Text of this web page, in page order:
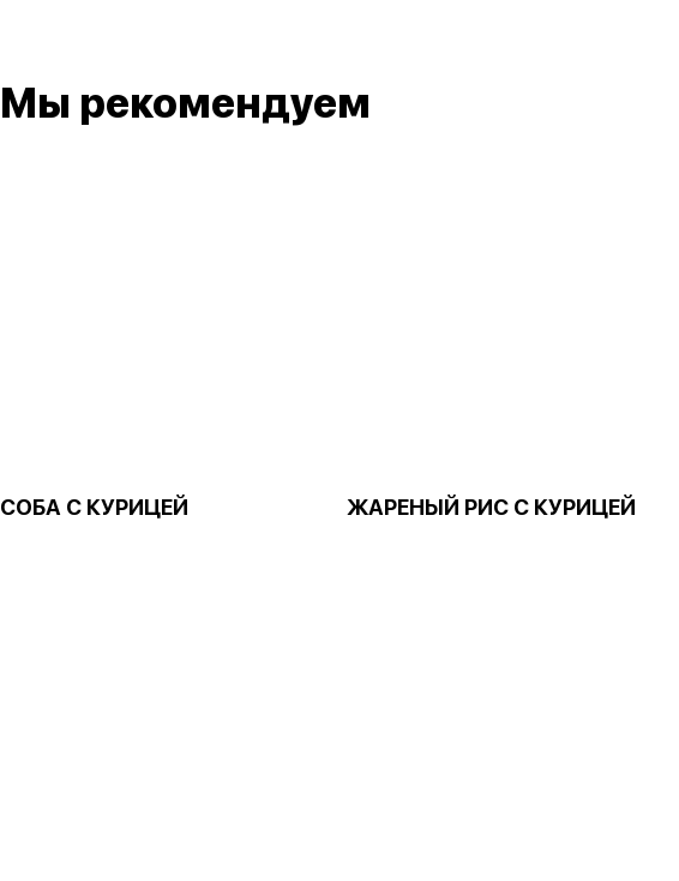
Мы рекомендуем
СОБА С КУРИЦЕЙ ЖАРЕНЫЙ РИС С КУРИЦЕЙ